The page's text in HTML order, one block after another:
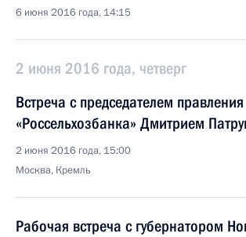
6 июня 2016 года, 14:15
2 июня 2016 года, четверг
Встреча с председателем правления
«Россельхозбанка» Дмитрием
2 июня 2016 года, 15:00
Москва, Кремль
Рабочая встреча с губернатором